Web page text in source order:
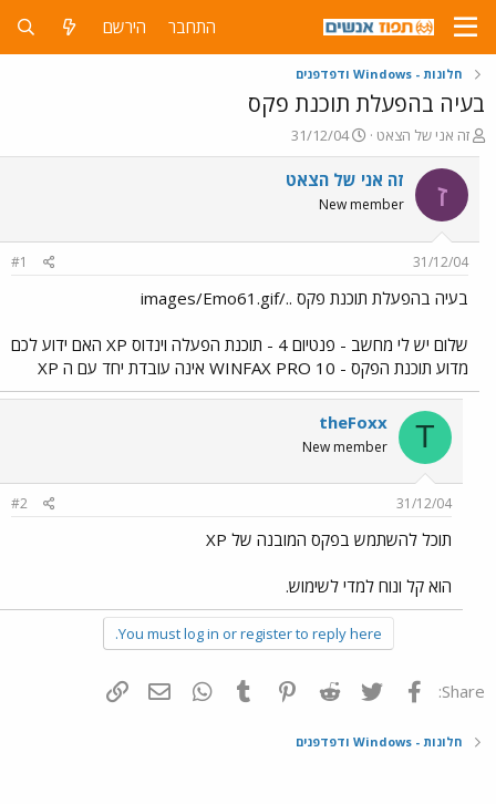
התחבר הירשם
חלונות - Windows ודפדפנים
בעיה בהפעלת תוכנת פקס
פ
ו
ת
ח
ה
ש
א
זה אני של הצאט
פ
ו
ר
ם
ר
31/12/04
ז זה אני של הצאט
New member
31/12/04
#1
בעיה בהפעלת תוכנת פקס ../images/Emo61.gif
שלום יש לי מחשב - פנטיום 4 - תוכנת הפעלה וינדוס XP האם ידוע לכם
מדוע תוכנת הפקס - WINFAX PRO 10 אינה עובדת יחד עם ה XP
T
theFoxx
New member
31/12/04
#2
תוכל להשתמש בפקס המובנה של XP
הוא קל ונוח למדי לשימוש.
You must log in or register to reply here.
Share: פייסבוק Twitter
Reddit
Pinterest
Tumblr
WhatsAppדואר אלקטרוני
חלונות - Windows ודפדפנים